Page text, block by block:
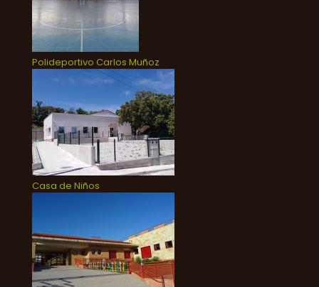
Polideportivo Carlos Muñoz
Casa de Niños